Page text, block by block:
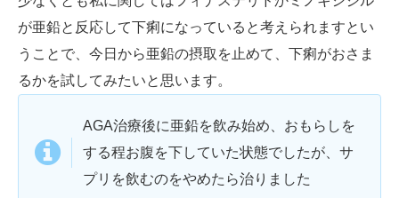
が亜鉛と反応して下痢になっていると考えられますとい
うことで、今日から亜鉛の摂取を止めて、下痢がおさま
るかを試してみたいと思います。
AGA治療後に亜鉛を飲み始め、おもらしを
する程お腹を下していた状態でしたが、サ
プリを飲むのをやめたら治りました